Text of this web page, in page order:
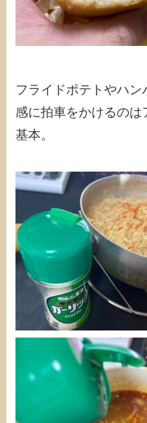
フライドポテトやハ
感に拍車をかけるの
基本。